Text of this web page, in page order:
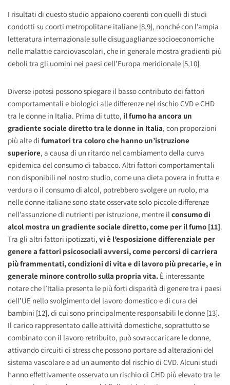
I risultati di questo studio appaiono coerenti con quelli di studi
condotti su coorti metropolitane italiane [8,9], nonché con l’ampia
letteratura internazionale sulle disuguaglianze socioeconomiche
nelle malattie cardiovascolari, che in generale mostra gradienti più
deboli tra gli uomini nei paesi dell’Europa meridionale [5,10].
Diverse ipotesi possono spiegare il basso contributo dei fattori
comportamentali e biologici alle differenze nel rischio CVD e CHD
tra le donne in Italia. Prima di tutto, il fumo ha ancora un
gradiente sociale diretto tra le donne in Italia, con proporzioni
più alte di fumatori tra coloro che hanno un’istruzione
superiore, a causa di un ritardo nel cambiamento della curva
epidemica del consumo di tabacco. Altri fattori comportamentali
non disponibili nel nostro studio, come una dieta povera in frutta e
verdura o il consumo di alcol, potrebbero svolgere un ruolo, ma
nelle donne italiane sono state osservate solo piccole differenze
nell’assunzione di nutrienti per istruzione, mentre il consumo di
alcol mostra un gradiente sociale diretto, come per il fumo [11].
Tra gli altri fattori ipotizzati, vi è l’esposizione differenziale per
genere a fattori psicosociali avversi, come percorsi di carriera
più frammentati, condizioni di vita e di lavoro più precarie, e in
generale minore controllo sulla propria vita. È interessante
notare che l’Italia presenta le più forti disparità di genere tra i paesi
dell’UE nello svolgimento del lavoro domestico e di cura dei
bambini [12], di cui sono principalmente responsabili le donne [13].
Il carico rappresentato dalle attività domestiche, soprattutto se
combinato con il lavoro retribuito, può sovraccaricare le donne,
attivando circuiti di stress che possono portare ad alterazioni del
sistema vascolare e ad un aumento del rischio di CVD. Alcuni studi
hanno effettivamente osservato un rischio di CHD più elevato tra le